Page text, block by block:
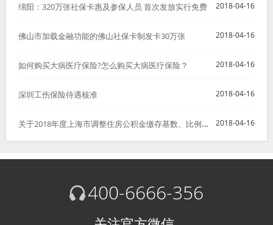
绵阳：320万张社保卡惠及参保人员 首次发放实行免费 2018-04-16
佛山市加载金融功能的佛山社保卡制发卡30万张 2018-04-16
如何购买大病医疗保险?怎么购买大病医疗保险？ 2018-04-16
深圳工伤保险待遇核准 2018-04-16
关于2018年度上海市调整住房公积金缴存基数、比例以及月缴存额上下限的通知 2018-04-16
400-6666-356